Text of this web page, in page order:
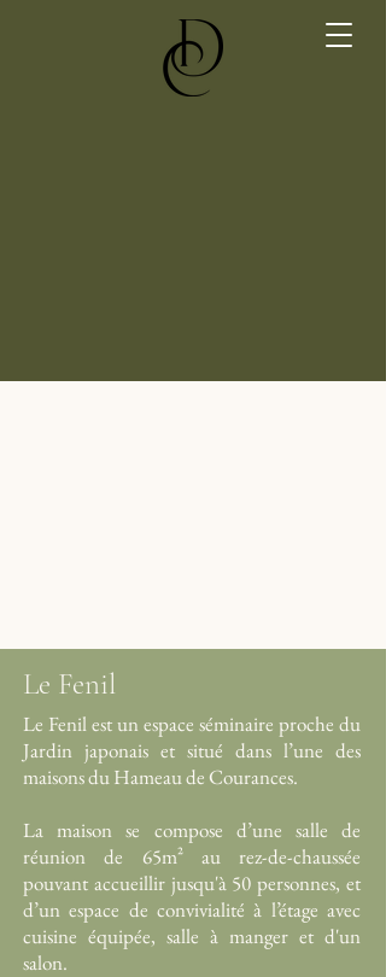
Le Fenil
Le Fenil est un espace séminaire proche du
Jardin japonais et situé dans l’une des
maisons du Hameau de Courances.
La maison se compose d’une salle de
réunion de 65m² au rez-de-chaussée
pouvant accueillir jusqu'à 50 personnes, et
d’un espace de convivialité à l’étage avec
cuisine équipée, salle à manger et d'un
salon.